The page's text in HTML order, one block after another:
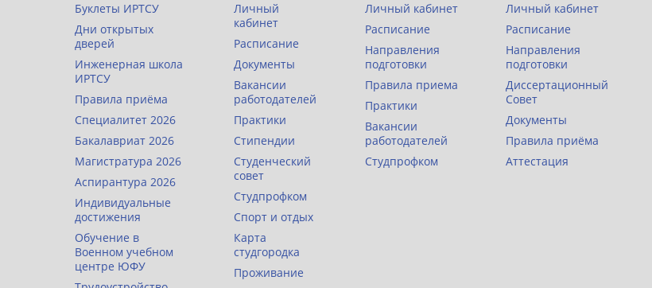
Буклеты ИРТСУ
Дни открытых
дверей
Инженерная школа
ИРТСУ
Правила приёма
Специалитет 2026
Бакалавриат 2026
Магистратура 2026
Аспирантура 2026
Индивидуальные
достижения
Обучение в
Военном учебном
центре ЮФУ
Личный
кабинет
Расписание
Документы
Вакансии
работодателей
Практики
Стипендии
Студенческий
совет
Студпрофком
Спорт и отдых
Карта
студгородка
Проживание
Личный кабинет
Расписание
Направления
подготовки
Правила приема
Практики
Вакансии
работодателей
Студпрофком
Личный кабинет
Расписание
Направления
подготовки
Диссертационный
Совет
Документы
Правила приёма
Аттестация